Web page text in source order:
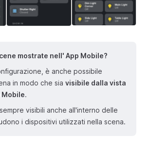
mostrate nell' App Mobile?
è anche possibile
in modo che sia visibile dalla vista
Mobile.
visibili anche all'interno delle
i dispositivi utilizzati nella scena.